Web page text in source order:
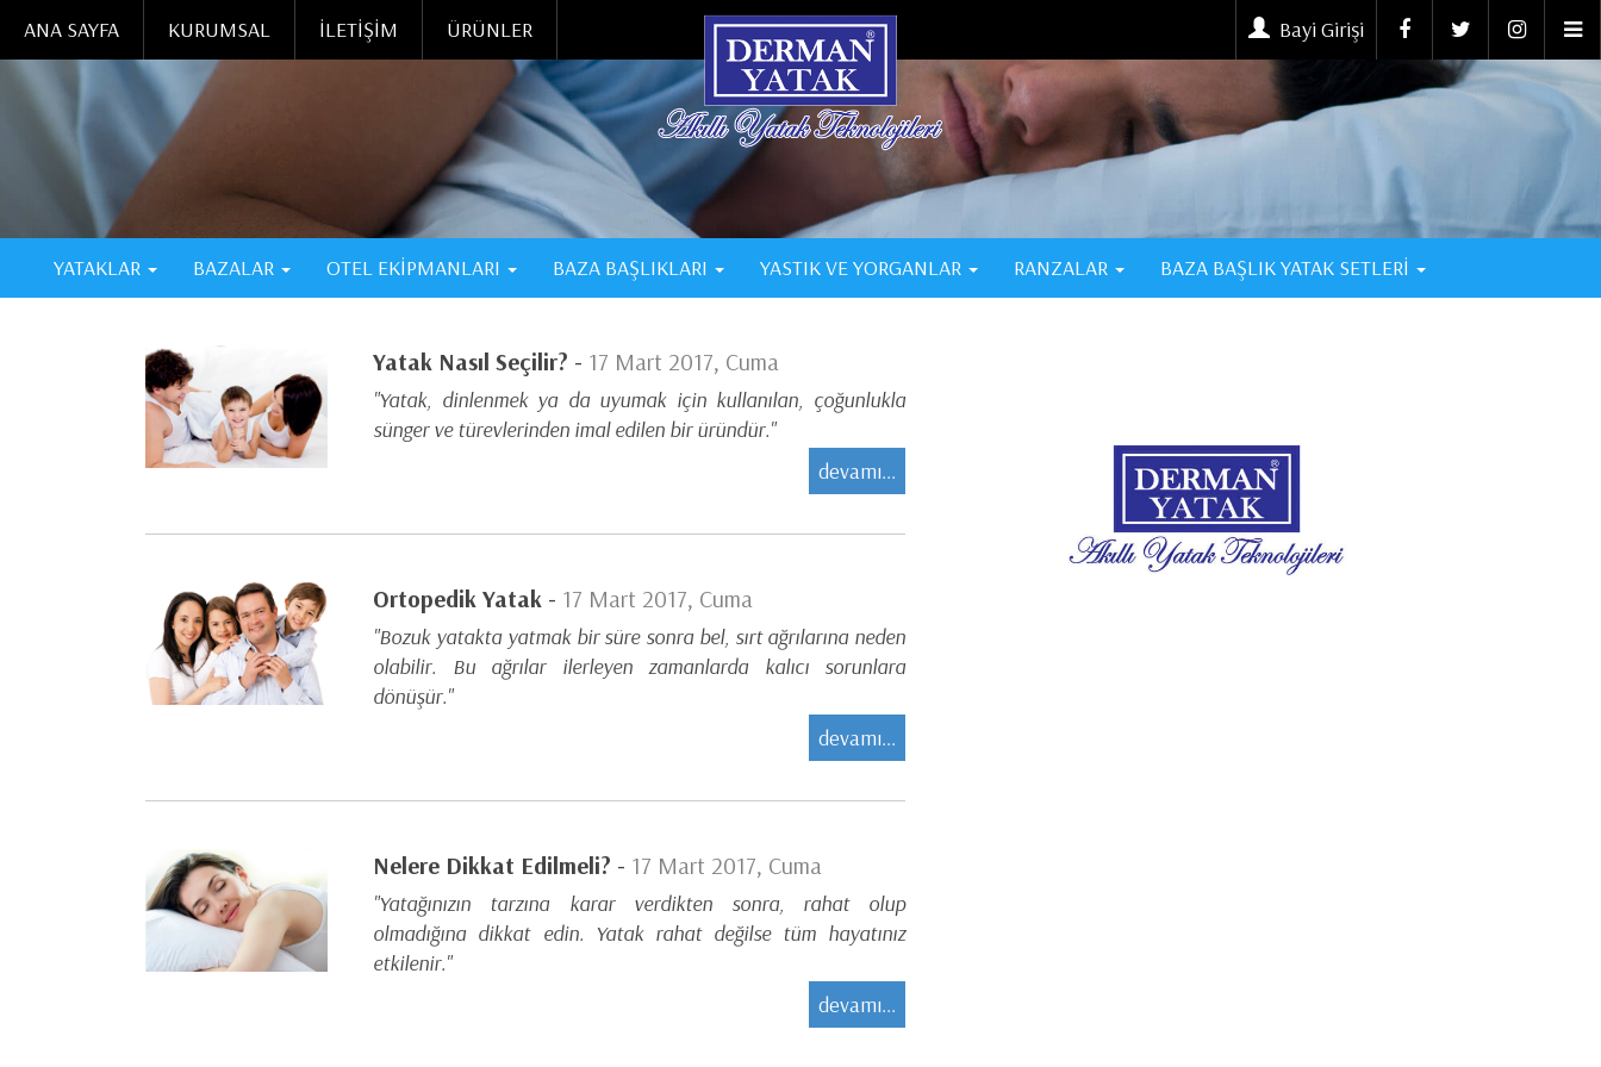
ANA SAYFA KURUMSAL İLETİŞİM ÜRÜNLER Bayi Girişi
YATAKLAR BAZALAR OTEL EKİPMANLARI BAZA BAŞLIKLARI YASTIK VE YORGANLAR RANZALAR BAZA BAŞLIK YATAK SETLERİ
Yatak Nasıl Seçilir? - 17 Mart 2017, Cuma
"Yatak, dinlenmek ya da uyumak için kullanılan, çoğunlukla
sünger ve türevlerinden imal edilen bir üründür."
devamı...
Ortopedik Yatak - 17 Mart 2017, Cuma
"Bozuk yatakta yatmak bir süre sonra bel, sırt ağrılarına neden
olabilir. Bu ağrılar ilerleyen zamanlarda kalıcı sorunlara
dönüşür."
devamı...
Nelere Dikkat Edilmeli? - 17 Mart 2017, Cuma
"Yatağınızın tarzına karar verdikten sonra, rahat olup
olmadığına dikkat edin. Yatak rahat değilse tüm hayatınız
etkilenir."
devamı...